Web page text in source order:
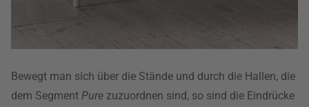
Bewegt man sich über die Stände und durch die Hallen, die
dem Segment Pure zuzuordnen sind, so sind die Eindrücke